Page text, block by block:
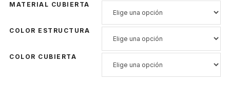
MATERIAL CUBIERTA
COLOR ESTRUCTURA
COLOR CUBIERTA